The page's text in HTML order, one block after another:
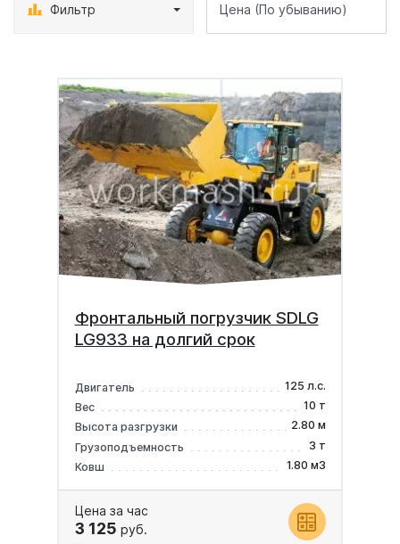
Фильтр
Фронтальный погрузчик SDLG
LG933 на долгий срок
Двигатель
125 л.с.
Вес
10 т
Высота разгрузки
2.80 м
Грузоподъемность
3 т
Ковш
1.80 м3
Цена за час
3 125 руб.